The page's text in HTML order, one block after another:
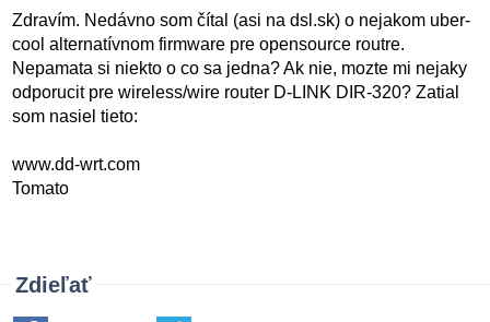
Zdravím. Nedávno som čítal (asi na dsl.sk) o nejakom uber-
cool alternatívnom firmware pre opensource routre.
Nepamata si niekto o co sa jedna? Ak nie, mozte mi nejaky
odporucit pre wireless/wire router D-LINK DIR-320? Zatial
som nasiel tieto:
www.dd-wrt.com
Tomato
Zdieľať